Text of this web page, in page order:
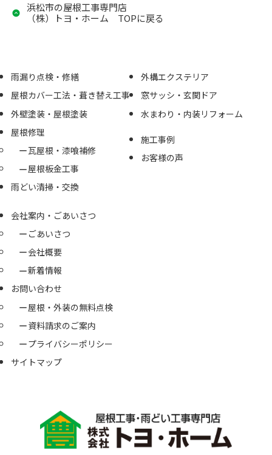
浜松市の屋根工事専門店
（株）トヨ・ホーム TOPに戻る
雨漏り点検・修繕
屋根カバー工法・葺き替え工事
外壁塗装・屋根塗装
屋根修理
瓦屋根・漆喰補修
屋根板金工事
雨どい清掃・交換
外構エクステリア
窓サッシ・玄関ドア
水まわり・内装リフォーム
施工事例
お客様の声
会社案内・ごあいさつ
ごあいさつ
会社概要
新着情報
お問い合わせ
屋根・外装の無料点検
資料請求のご案内
プライバシーポリシー
サイトマップ